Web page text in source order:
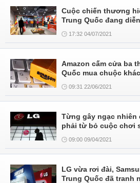
Cuộc chiến thương
Trung Quốc đang
17:32 04/07/2021
Amazon cấm cửa ba
Quốc mua chuộc
09:31 22/06/2021
Từng gây ngạc nhiên
phải từ bỏ cuộc chơi
09:00 09/04/2021
LG vừa rơi đài,
Trung Quốc đã tranh